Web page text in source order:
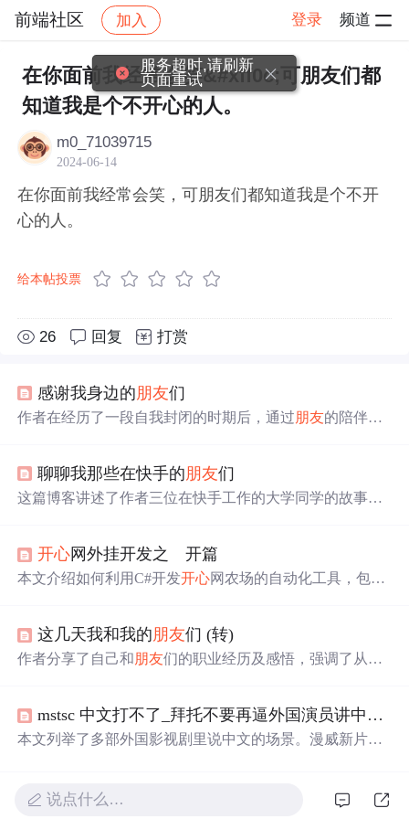
前端社区 加入 登录 频道
社区 前端社区 感慨 帖子详情
在你面前我经常会笑&#xff0c;可朋友们都
知道我是个不开心的人。
m0_71039715
2024-06-14
在你面前我经常会笑，可朋友们都知道我是个不开
心的人。
给本帖投票
26 回复 打赏
感谢我身边的朋友们
作者在经历了一段自我封闭的时期后，通过朋友的陪伴和
聊聊我那些在快手的朋友们
这篇博客讲述了作者三位在快手工作的大学同学的故事，
文中提到的强哥、科长和大叔分别代表了不同的人生路
径，他们无论在哪都能展现出才华。文章以这些实例探讨
功。
开心网外挂开发之 开篇
本文介绍如何利用C#开发开心网农场的自动化工具，包括
这几天我和我的朋友们 (转)
作者分享了自己和朋友们的职业经历及感悟，强调了从事
mstsc 中文打不了_拜托不要再逼外国演员讲中文了！翻译都要编不下去了（笑哭）...
本文列举了多部外国影视剧里说中文的场景。漫威新片
少数中文较好的例子，凸显了中文学习的难度和其博大精
说点什么…
服务超时,请刷新
页面重试